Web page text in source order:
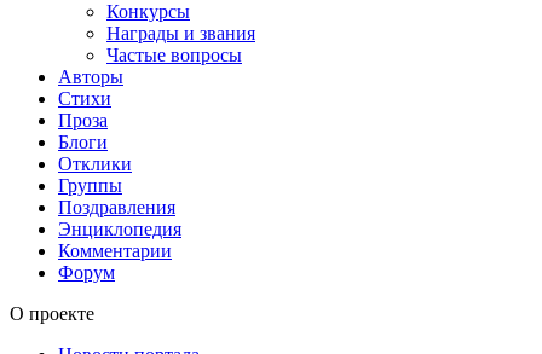
Конкурсы
Награды и звания
Частые вопросы
Авторы
Стихи
Проза
Блоги
Отклики
Группы
Поздравления
Энциклопедия
Комментарии
Форум
О проекте